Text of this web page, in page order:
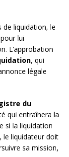
de liquidation, le
lui
L’approbation
, qui
légale
du
qui entraînera la
si la liquidation
le liquidateur doit
sa mission,